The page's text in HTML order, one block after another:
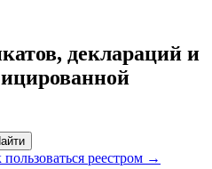
деклараций и
пользоваться реестром →